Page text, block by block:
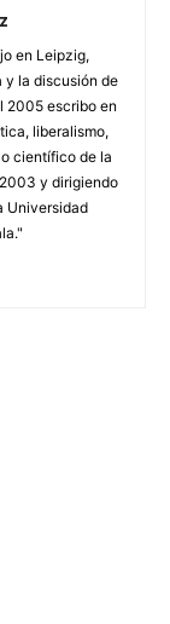
en Leipzig,
la discusión de
2005 escribo en
liberalismo,
científico de la
y dirigiendo
Universidad